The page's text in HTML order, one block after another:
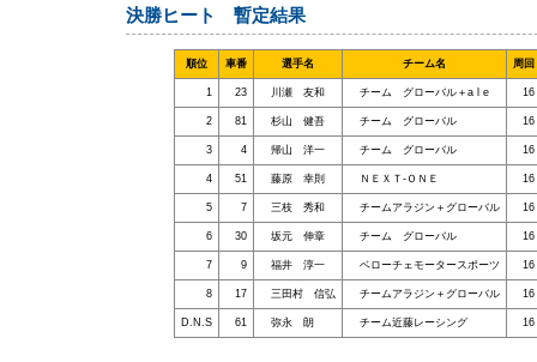
決勝ヒート 暫定結果
順位 車番 選手名 チーム名 周回
1 23 川瀬 友和 チーム グローバル＋a l e 16
2 81 杉山 健吾 チーム グローバル 16
3 4 帰山 洋一 チーム グローバル 16
4 51 藤原 幸則 ＮＥＸＴ-ＯＮＥ 16
5 7 三枝 秀和 チームアラジン＋グローバル 16
6 30 坂元 伸章 チーム グローバル 16
7 9 福井 淳一 ベローチェモータースポーツ 16
8 17 三田村 信弘 チームアラジン＋グローバル 16
D.N.S 61 弥永 朗 チーム近藤レーシング 16